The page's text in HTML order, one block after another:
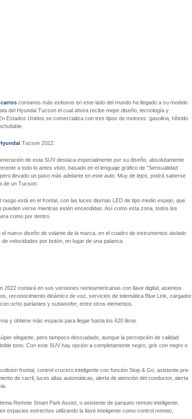
carros coreanos más exitosos en este lado del mundo ha llegado a su modelo
del Hyundai Tucson el cual ahora recibe mejor diseño, tecnología y
Estados Unidos se comercializa con tres tipos de motores: gasolina, híbrido
Tucson 2022:
de esta SUV destaca especialmente por su diseño, absolutamente
a todo lo antes visto, basado en el lenguaje gráfico de “Sensualidad
llevado un paso más adelante en este auto. Muy de lejos, podrá saberse
de un Tucson.
rasgo está en el frontal, con las luces diurnas LED de tipo medio espejo, que
pueden verse mientras estén encendidas. Así como esta zona, todos los
como por dentro.
nuevo diseño de volante de la marca, en el cuadro de instrumentos aislado
velocidades por botón, en lugar de una palanca.
2022 contará en sus versiones norteamericanas con llave digital, asientos
reconocimiento dinámico de voz, servicios de telemática Blue Link, cargador
ocho parlantes y subwoofer, entre otros elementos.
y obtiene más espacio para llegar hasta los 620 litros.
elegante, pero tampoco descuidado, aunque la percepción de calidad
tono. Con este SUV hay opción a completamente negro, gris con negro o
frontal, control crucero inteligente con función Stop & Go, asistente pre-
de carril, luces altas automáticas, alerta de atención del conductor, alerta
Remote Smart Park Assist, o asistente de parqueo remoto inteligente.
espacios estrechos utilizando la llave inteligente como control remoto,